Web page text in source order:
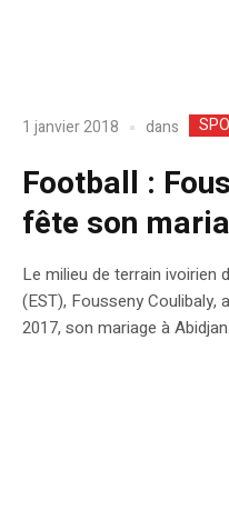
1 janvier 2018 dans
Football :
fête son
Le milieu de terrain ivoirien
(EST), Fousseny Coulibaly,
2017, son mariage à Abidjan.